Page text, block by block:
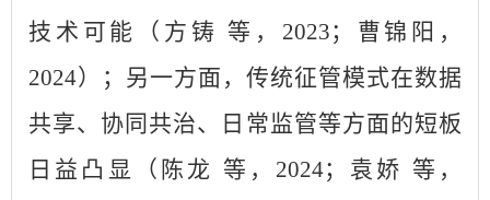
技术可能（方铸 等，2023；曹锦阳，
2024）；另一方面，传统征管模式在数据
共享、协同共治、日常监管等方面的短板
日益凸显（陈龙 等，2024；袁娇 等，